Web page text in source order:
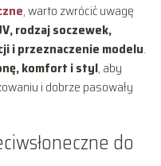
, warto zwrócić uwagę
rodzaj soczewek,
i przeznaczenie modelu.
komfort i styl, aby
i dobrze pasowały
do